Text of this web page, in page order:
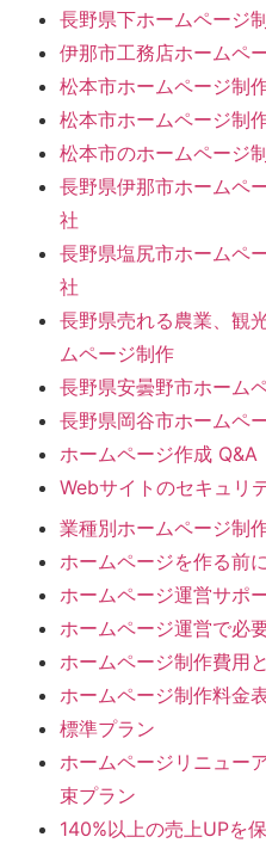
長野県下ホームページ
伊那市工務店ホームペ
松本市ホームページ制
松本市ホームページ制
松本市のホームページ
長野県伊那市ホームペ
社
長野県塩尻市ホームペ
社
長野県売れる農業、観
ムページ制作
長野県安曇野市ホーム
長野県岡谷市ホームペ
ホームページ作成 Q&A
Webサイトのセキュリ
業種別ホームページ制
ホームページを作る前
ホームページ運営サポ
ホームページ運営で必
ホームページ制作費用
ホームページ制作料金
標準プラン
ホームページリニュー
束プラン
140%以上の売上UPを